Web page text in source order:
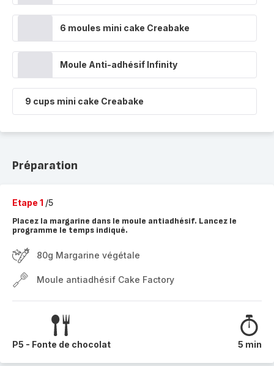
6 moules mini cake Creabake
Moule Anti-adhésif Infinity
9 cups mini cake Creabake
Préparation
Etape 1 /5
Placez la margarine dans le moule antiadhésif. Lancez le
programme le temps indiqué.
80g Margarine végétale
Moule antiadhésif Cake Factory
P5 - Fonte de chocolat 5 min